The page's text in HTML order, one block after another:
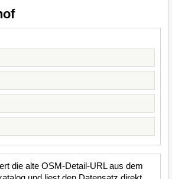
die alte OSM-Detail-URL aus dem